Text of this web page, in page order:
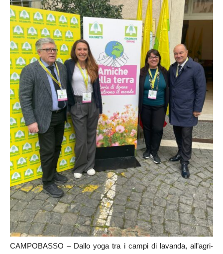
CAMPOBASSO – Dallo yoga tra i campi di lavanda, all’agri-